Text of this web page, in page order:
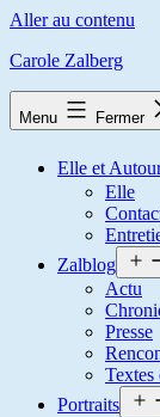
Aller au contenu
Carole Zalberg
Menu Fermer
Elle et
Elle
Zalblog
Actu
Presse
Textes
Portraits